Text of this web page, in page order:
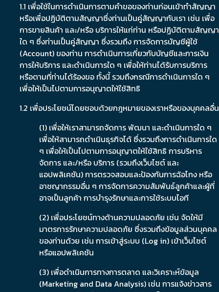
1.1 เพื่อใช้ในการดำเนินการตามคำขอของท่านก่อนเข้าทำสัญญา
หรือเพื่อปฏิบัติตามสัญญาซึ่งท่านเป็นคู่สัญญากับเรา เช่น เพื่อ
การขายสินค้า และ/หรือ บริการให้แก่ท่าน หรือปฏิบัติตามสัญญา
ใด ๆ ซึ่งท่านเป็นคู่สัญญา ซึ่งรวมถึง การจัดการบัญชีผู้ใช้
(Account) ของท่าน การดำเนินการเกี่ยวกับบัญชีและการเงิน
การให้บริการ และดำเนินการใด ๆ เพื่อให้ท่านได้รับการบริการ
หรือตามที่ท่านได้ร้องขอ ทั้งนี้ รวมถึงกรณีการดำเนินการใด ๆ
เพื่อให้เป็นไปตามการอนุญาตให้ใช้สิทธิ
1.2 เพื่อประโยชน์โดยชอบด้วยกฎหมายของเราหรือของบุคคลอื่น
(1) เพื่อให้เราสามารถจัดการ พัฒนา และดำเนินการใด ๆ
เพื่อให้สามารถดำเนินธุรกิจได้ ซึ่งรวมถึงการดำเนินการใด
ๆ เพื่อให้เป็นไปตามการอนุญาตให้ใช้สิทธิ การบริหาร
จัดการ และ/หรือ บริการ (รวมถึงเว็บไซต์ และ
แอปพลิเคชัน) การตรวจสอบและป้องกันการฉ้อโกง หรือ
อาชญากรรมอื่น ๆ การจัดการความสัมพันธ์ลูกค้าและผู้ที่
อาจเป็นลูกค้า การบำรุงรักษาและการใช้ระบบไอที
(2) เพื่อประโยชน์ทางด้านความปลอดภัย เช่น จัดให้มี
มาตรการรักษาความปลอดภัย ซึ่งรวมถึงข้อมูลส่วนบุคคล
ของท่านด้วย เช่น การเข้าสู่ระบบ (Log in) เข้าเว็บไซต์
หรือแอปพลิเคชัน
(3) เพื่อดำเนินการทางการตลาด และวิเคราะห์ข้อมูล
(Marketing and Data Analysis) เช่น การแจ้งข่าวสาร